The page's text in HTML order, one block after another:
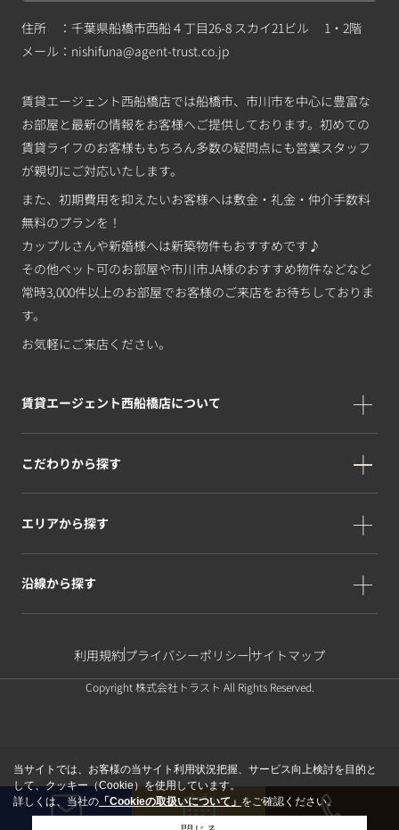
住所 ：千葉県船橋市西船４丁目26-8 スカイ21ビル 1・2階
メール： nishifuna@agent-trust.co.jp
賃貸エージェント西船橋店では船橋市、市川市を中心に豊富な
お部屋と最新の情報をお客様へご提供しております。初めての
賃貸ライフのお客様ももちろん多数の疑問点にも営業スタッフ
が親切にご対応いたします。
また、初期費用を抑えたいお客様へは敷金・礼金・仲介手数料
無料のプランを！
カップルさんや新婚様へは新築物件もおすすめです♪
その他ペット可のお部屋や市川市JA様のおすすめ物件などなど
常時3,000件以上のお部屋でお客様のご来店をお待ちしておりま
す。
お気軽にご来店ください。
賃貸エージェント西船橋店について
こだわりから探す
エリアから探す
沿線から探す
利用規約プライバシーポリシーサイトマップ
Copyright 株式会社トラスト All Rights Reserved.
当サイトでは、お客様の当サイト利用状況把握、サービス向上検討を目的と
して、クッキー（Cookie）を使用しています。
詳しくは、当社の 「Cookieの取扱いについて」 をご確認ください。